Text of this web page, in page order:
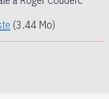
(3.44 Mo)